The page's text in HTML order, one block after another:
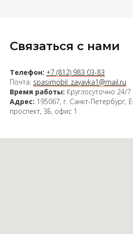
Связаться с нами
Телефон: +7 (812) 983 03-83
Почта: spasimobil_zayavka1@mail.ru
Время работы: Круглосуточно 24/7
Адрес: 195067, г. Санкт-Петербург,
проспект, 3Б, офис 1